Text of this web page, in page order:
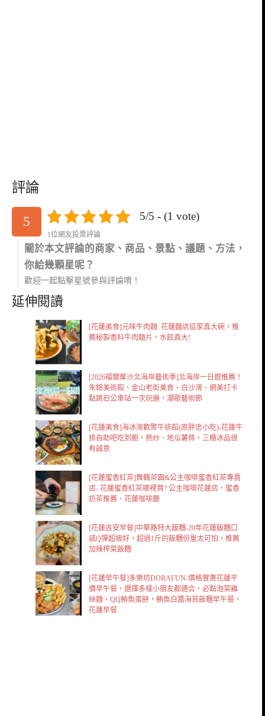
評論
5 5/5 - (1 vote)
1位網友投票評論
關於本文評論的商家、商品、景點、議題、方法，
你給幾顆星呢？
歡迎一起點擊星號參與評論唷！
延伸閱讀
[花蓮美食]元味牛肉麵: 花蓮麵店這家真大碗，推
薦秘製香料牛肉麵片，水餃真大!
[2026福爾摩沙北海岸藝術季]北海岸一日遊推薦！
朱銘美術館、金山老街美食、白沙灣、網美打卡
點跳石公車站一次玩遍，潮歌藝術節
[花蓮美食]海冰灣歡聚牛排館(原胖忠小吃)-花蓮牛
排自助吧吃到飽，熱炒、地瓜薯條，三櫃冰品很
有誠意
[花蓮蜜香紅茶]舞鶴茶園&公主咖啡蜜香紅茶專賣
店- 花蓮蜜香紅茶哪裡買? 公主咖啡花蓮店，蜜香
奶茶推薦、花蓮咖啡廳
[花蓮吉安早餐]中華路特大飯糰-20年花蓮飯糰口
感Q彈超級好，超過1斤的飯糰份量太可怕，推薦
加辣榨菜飯糰
[花蓮早午餐]多樂坊DORAFUN-價格實惠花蓮平
價早午餐，選擇多樣小朋友都適合，必點泡菜雞
絲麵、QQ鮪魚蛋餅，鮪魚白醬海苔飯糰早午餐，
花蓮早餐